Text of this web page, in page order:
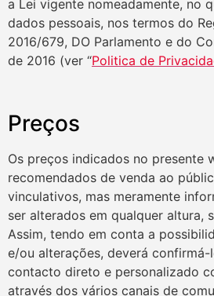
a Lei vigente nomeadamente, no
dados pessoais, nos termos do
2016/679, DO Parlamento e do
de 2016 (ver “Politica de
Preços
Os preços indicados no presente
recomendados de venda ao
vinculativos, mas meramente
ser alterados em qualquer altura,
Assim, tendo em conta a
e/ou alterações, deverá confirmá-
contacto direto e personalizado
através dos vários canais de